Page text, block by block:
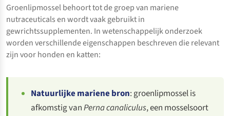
Groenlipmossel behoort tot de groep van mariene
nutraceuticals en wordt vaak gebruikt in
gewrichtssupplementen. In wetenschappelijk onderzoek
worden verschillende eigenschappen beschreven die relevant
zijn voor honden en katten:
Natuurlijke mariene bron: groenlipmossel is
afkomstig vanPerna canaliculus, een mosselsoort